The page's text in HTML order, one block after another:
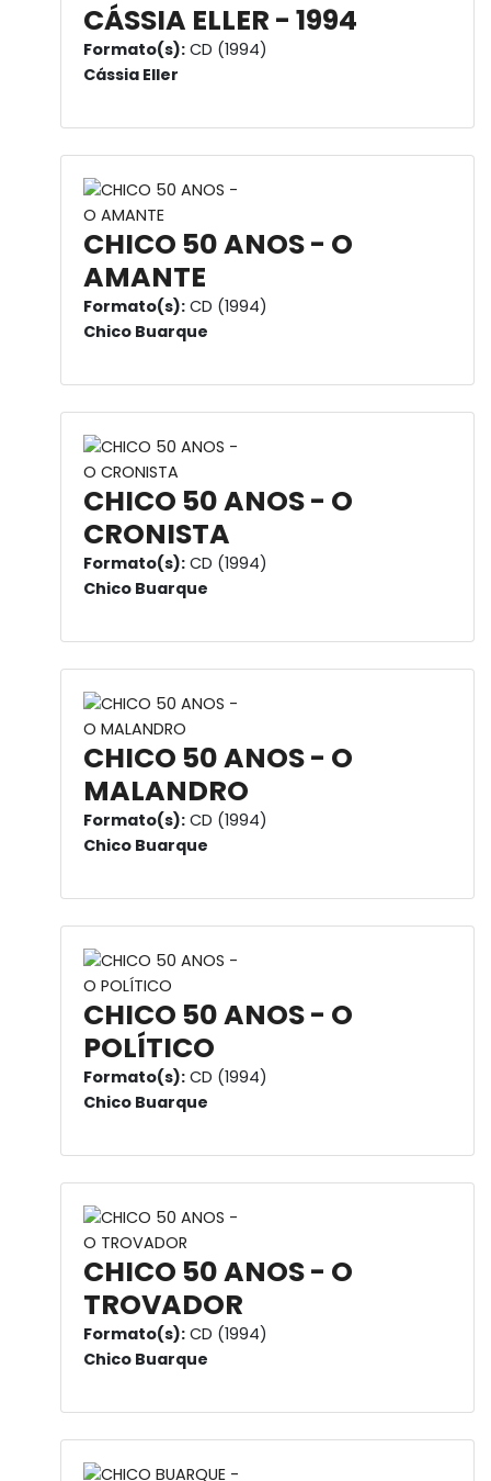
CÁSSIA ELLER - 1994
Formato(s): CD (1994)
Cássia Eller
CHICO 50 ANOS - O
AMANTE
Formato(s): CD (1994)
Chico Buarque
CHICO 50 ANOS - O
CRONISTA
Formato(s): CD (1994)
Chico Buarque
CHICO 50 ANOS - O
MALANDRO
Formato(s): CD (1994)
Chico Buarque
CHICO 50 ANOS - O
POLÍTICO
Formato(s): CD (1994)
Chico Buarque
CHICO 50 ANOS - O
TROVADOR
Formato(s): CD (1994)
Chico Buarque